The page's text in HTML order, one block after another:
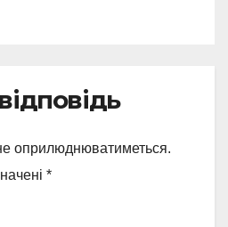
оприлюднюватиметься.
*